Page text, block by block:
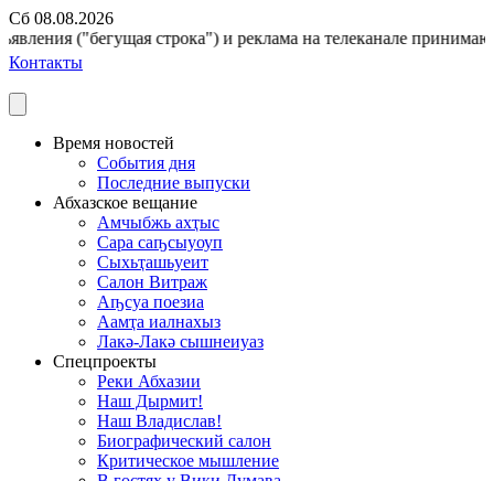
Сб 08.08.2026
("бегущая строка") и реклама на телеканале
Контакты
Время новостей
События дня
Последние выпуски
Абхазское вещание
Амчыбжь ахҭыс
Сара саҧсыуоуп
Сыхьҭашьуеит
Салон Витраж
Аҧсуа поезиа
Аамҭа иалнахыз
Лакә-Лакә сышнеиуаз
Спецпроекты
Реки Абхазии
Наш Дырмит!
Наш Владислав!
Биографический салон
Критическое мышление